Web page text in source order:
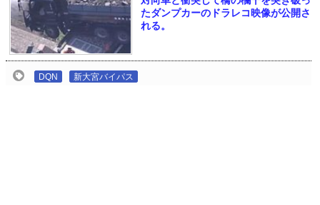
たダンプカーのドラレコ映像が公開さ
れる。
DQN 新大宮バイパス